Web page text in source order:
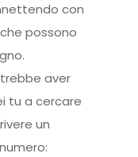
con
che possono
aver
tu a cercare
un